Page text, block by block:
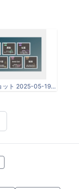
スクリーンショット 2025-05-19 23.25.37.png